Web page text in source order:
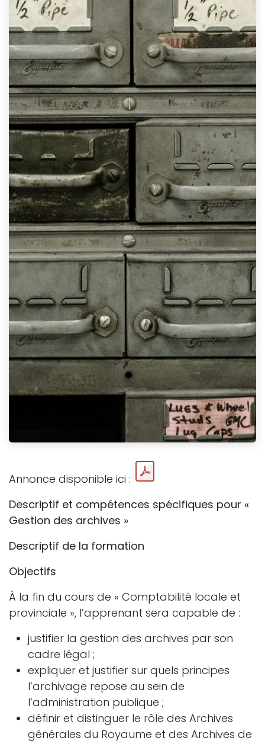
Annonce disponible ici :
Descriptif et compétences spécifiques pour «
Gestion des archives »
Descriptif de la formation
Objectifs
À la fin du cours de « Comptabilité locale et
provinciale », l’apprenant sera capable de :
justifier la gestion des archives par son
cadre légal ;
expliquer et justifier sur quels principes
l’archivage repose au sein de
l’administration publique ;
définir et distinguer le rôle des Archives
générales du Royaume et des Archives de